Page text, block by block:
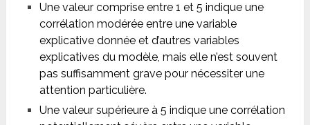
Une valeur comprise entre 1 et 5 indique une
corrélation modérée entre une variable
explicative donnée et d’autres variables
explicatives du modèle, mais elle n’est souvent
pas suffisamment grave pour nécessiter une
attention particulière.
Une valeur supérieure à 5 indique une corrélation